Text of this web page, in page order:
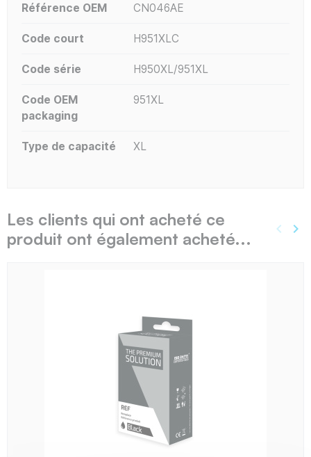
Référence OEM CN046AE
Code court H951XLC
Code série H950XL/951XL
Code OEM
packaging
951XL
Type de capacité XL
Les clients qui ont acheté ce
produit ont également acheté...
keyboard_arrow_left keyboard_arrow_right